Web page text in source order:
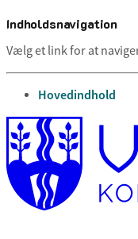
Indholdsnavigation
Vælg et link for at
gå til
Hovedindhold